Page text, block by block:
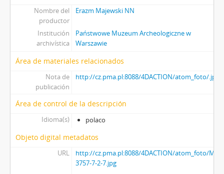
Nombre del
productor
Erazm Majewski NN
Institución
archivística
Państwowe Muzeum Archeologiczne w
Warszawie
Área de materiales relacionados
Nota de
publicación
http://cz.pma.pl:8088/4DACTION/atom_foto/.jpg
Área de control de la descripción
Idioma(s) polaco
Objeto digital metadatos
URL
http://cz.pma.pl:8088/4DACTION/atom_foto/MAJ-
3757-7-2-7.jpg